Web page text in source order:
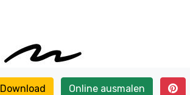
Download Online ausmalen